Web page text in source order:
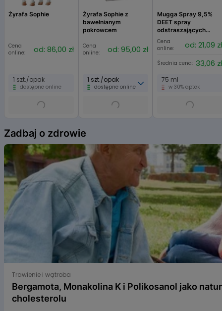
Żyrafa Sophie
Cena
online:
od: 86,00 zł
1 szt./opak
dostępne online
Żyrafa Sophie z
bawełnianym
pokrowcem
Cena
online:
od: 95,00 zł
1 szt./opak
dostępne online
Mugga Spray 9,5%
DEET spray
odstraszających
komary, kleszcze i
inne insekty
Cena
online:
od: 21,09 zł
Średnia cena: 33,06 zł
75 ml
w 30% aptek
1
of
6
Zadbaj o zdrowie
Trawienie i wątroba
Bergamota, Monakolina K i Polikosanol jako
cholesterolu